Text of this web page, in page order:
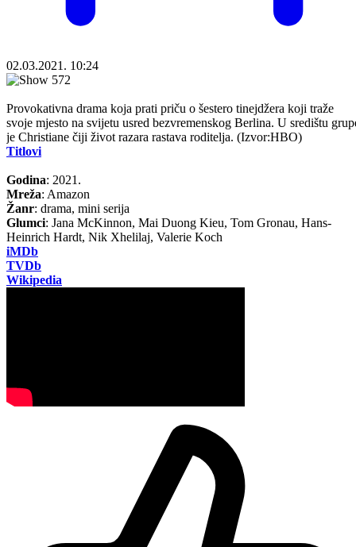
02.03.2021. 10:24
Provokativna drama koja prati priču o šestero tinejdžera koji traže
svoje mjesto na svijetu usred bezvremenskog Berlina. U središtu
je Christiane čiji život razara rastava roditelja. (Izvor:HBO)
Titlovi
Godina: 2021.
Mreža: Amazon
Žanr: drama, mini serija
Glumci: Jana McKinnon, Mai Duong Kieu, Tom Gronau, Hans-
Heinrich Hardt, Nik Xhelilaj, Valerie Koch
iMDb
TVDb
Wikipedia